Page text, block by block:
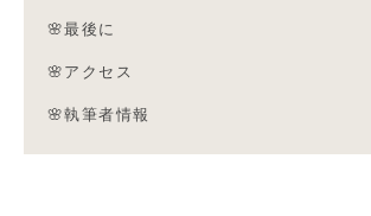
🌸最後に
🌸アクセス
🌸執筆者情報